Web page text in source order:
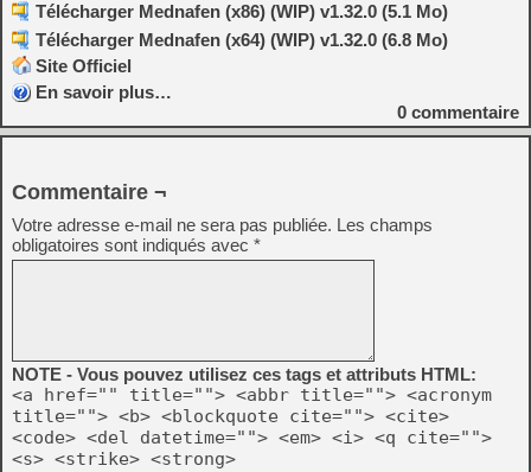
Télécharger Mednafen (x86) (WIP) v1.32.0 (5.1 Mo)
Télécharger Mednafen (x64) (WIP) v1.32.0 (6.8 Mo)
Site Officiel
En savoir plus…
0 commentaire
Commentaire ¬
Votre adresse e-mail ne sera pas publiée. Les champs
obligatoires sont indiqués avec *
NOTE - Vous pouvez utilisez ces tags et attributs HTML:
<a href="" title=""> <abbr title=""> <acronym
title=""> <b> <blockquote cite=""> <cite>
<code> <del datetime=""> <em> <i> <q cite="">
<s> <strike> <strong>